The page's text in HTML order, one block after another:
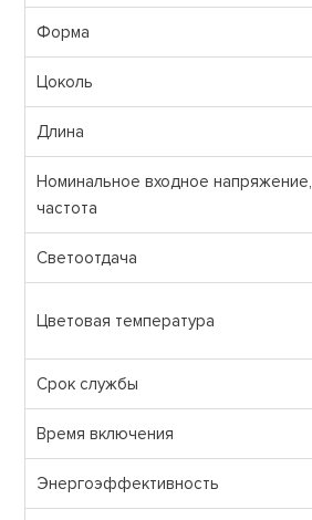
Форма
Цоколь
Длина
Номинальное входное напряжение,
частота
Светоотдача
Цветовая температура
Срок службы
Время включения
Энергоэффективность